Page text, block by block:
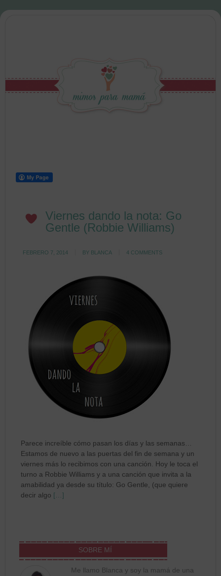
Viernes dando la nota: Go
Gentle (Robbie Williams)
FEBRERO 7, 2014 BY BLANCA 4 COMMENTS
Parece increíble cómo pasan los días y las semanas…
Estamos de nuevo a las puertas del fin de semana y un
viernes más lo recibimos con una canción. Hoy le toca el
turno a Robbie Williams y a una canción que invita a la
amabilidad ya desde su título: Go Gentle, (que quiere
decir algo […]
SOBRE MÍ
Me llamo Blanca y soy la mamá de una